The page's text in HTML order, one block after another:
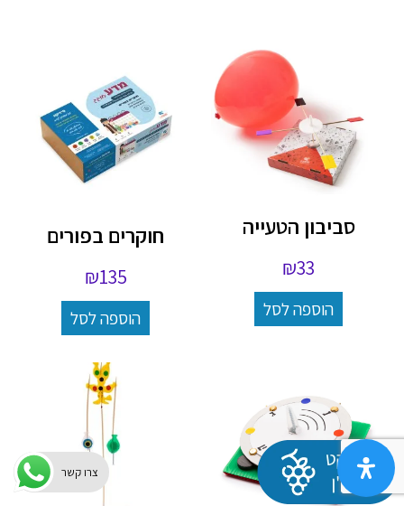
סביבון הטעייה
₪33
הוספה לסל
חוקרים בפורים
₪135
הוספה לסל
צרו קשר